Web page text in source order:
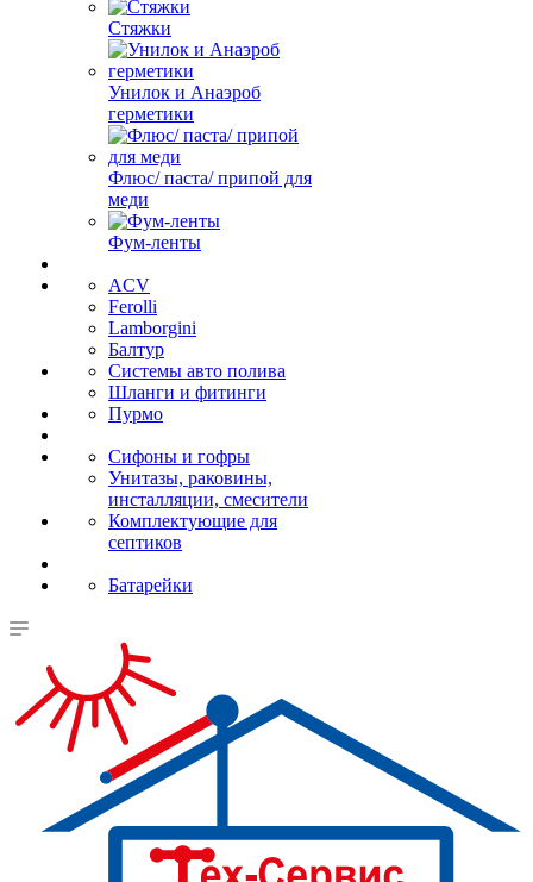
Стяжки
Унилок и Анаэроб
герметики
Флюс/ паста/ припой для
меди
Фум-ленты
ACV
Ferolli
Lamborgini
Балтур
Системы авто полива
Шланги и фитинги
Пурмо
Сифоны и гофры
Унитазы, раковины,
инсталляции, смесители
Комплектующие для
септиков
Батарейки